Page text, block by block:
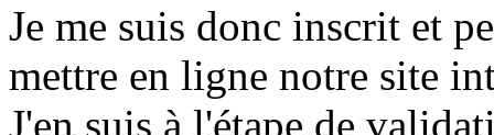
Je me suis donc inscrit et
mettre en ligne notre site
J'en suis à l'étape de